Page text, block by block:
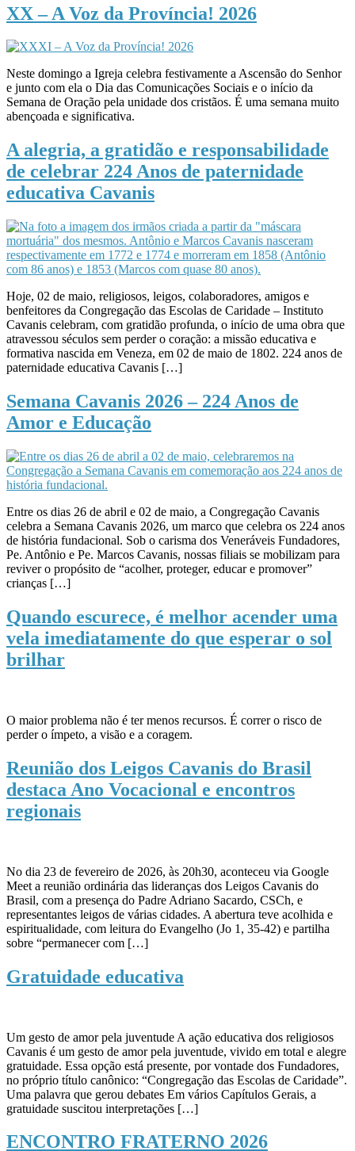
XX – A Voz da Província! 2026
Neste domingo a Igreja celebra festivamente a Ascensão do Senhor
e junto com ela o Dia das Comunicações Sociais e o início da
Semana de Oração pela unidade dos cristãos. É uma semana muito
abençoada e significativa.
A alegria, a gratidão e responsabilidade
de celebrar 224 Anos de paternidade
educativa Cavanis
Hoje, 02 de maio, religiosos, leigos, colaboradores, amigos e
benfeitores da Congregação das Escolas de Caridade – Instituto
Cavanis celebram, com gratidão profunda, o início de uma obra que
atravessou séculos sem perder o coração: a missão educativa e
formativa nascida em Veneza, em 02 de maio de 1802. 224 anos de
paternidade educativa Cavanis […]
Semana Cavanis 2026 – 224 Anos de
Amor e Educação
Entre os dias 26 de abril e 02 de maio, a Congregação Cavanis
celebra a Semana Cavanis 2026, um marco que celebra os 224 anos
de história fundacional. Sob o carisma dos Veneráveis Fundadores,
Pe. Antônio e Pe. Marcos Cavanis, nossas filiais se mobilizam para
reviver o propósito de “acolher, proteger, educar e promover”
crianças […]
Quando escurece, é melhor acender uma
vela imediatamente do que esperar o sol
brilhar
O maior problema não é ter menos recursos. É correr o risco de
perder o ímpeto, a visão e a coragem.
Reunião dos Leigos Cavanis do Brasil
destaca Ano Vocacional e encontros
regionais
No dia 23 de fevereiro de 2026, às 20h30, aconteceu via Google
Meet a reunião ordinária das lideranças dos Leigos Cavanis do
Brasil, com a presença do Padre Adriano Sacardo, CSCh, e
representantes leigos de várias cidades. A abertura teve acolhida e
espiritualidade, com leitura do Evangelho (Jo 1, 35-42) e partilha
sobre “permanecer com […]
Gratuidade educativa
Um gesto de amor pela juventude A ação educativa dos religiosos
Cavanis é um gesto de amor pela juventude, vivido em total e alegre
gratuidade. Essa opção está presente, por vontade dos Fundadores,
no próprio título canônico: “Congregação das Escolas de Caridade”.
Uma palavra que gerou debates Em vários Capítulos Gerais, a
gratuidade suscitou interpretações […]
ENCONTRO FRATERNO 2026